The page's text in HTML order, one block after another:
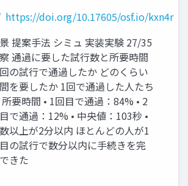
https://doi.org/10.17605/osf.io/kxn4r
提案手法 シミュ 実装実験 27/35
通過に要した試行数と所要時間
の試行で通過したか どのくらい
を要したか 1回で通過した人たち
所要時間 • 1回目で通過：84% • 2
で通過：12% • 中央値：103秒 •
以上が2分以内 ほとんどの人が1
の試行で数分以内に手続きを完
きた